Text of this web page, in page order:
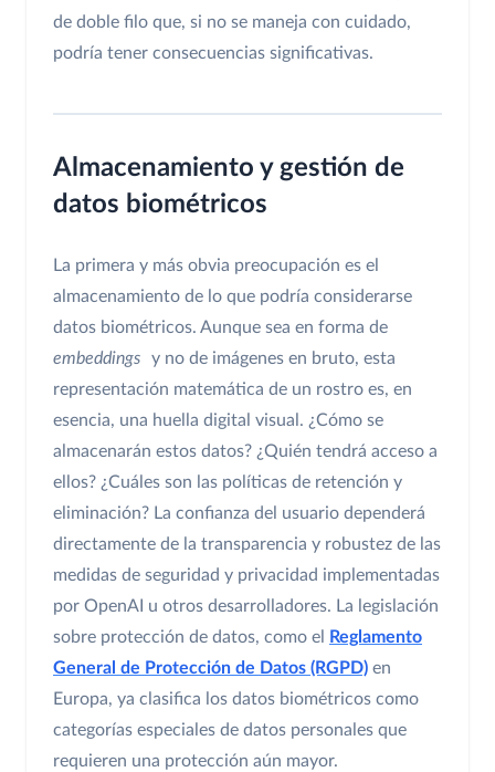
de doble filo que, si no se maneja con cuidado,
podría tener consecuencias significativas.
Almacenamiento y gestión de
datos biométricos
La primera y más obvia preocupación es el
almacenamiento de lo que podría considerarse
datos biométricos. Aunque sea en forma de
embeddings
y no de imágenes en bruto, esta
representación matemática de un rostro es, en
esencia, una huella digital visual. ¿Cómo se
almacenarán estos datos? ¿Quién tendrá acceso a
ellos? ¿Cuáles son las políticas de retención y
eliminación? La confianza del usuario dependerá
directamente de la transparencia y robustez de las
medidas de seguridad y privacidad implementadas
por OpenAI u otros desarrolladores. La legislación
sobre protección de datos, como el
Reglamento
General de Protección de Datos (RGPD) en
Europa, ya clasifica los datos biométricos como
categorías especiales de datos personales que
requieren una protección aún mayor.